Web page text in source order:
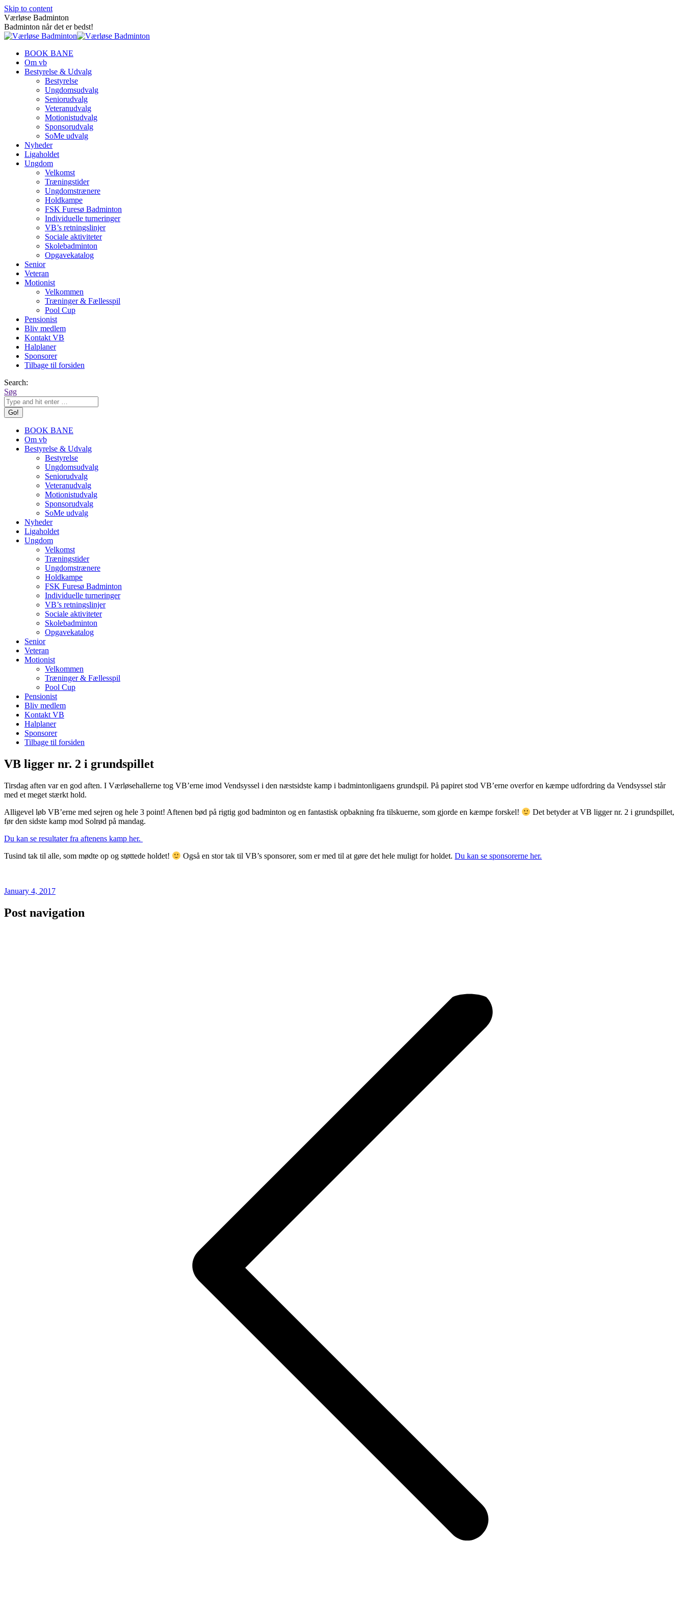
Skip to content
Værløse Badminton
Badminton når det er bedst!
BOOK BANE
Om vb
Bestyrelse & Udvalg
Bestyrelse
Ungdomsudvalg
Seniorudvalg
Veteranudvalg
Motionistudvalg
Sponsorudvalg
SoMe udvalg
Nyheder
Ligaholdet
Ungdom
Velkomst
Træningstider
Ungdomstrænere
Holdkampe
FSK Furesø Badminton
Individuelle turneringer
VB’s retningslinjer
Sociale aktiviteter
Skolebadminton
Opgavekatalog
Senior
Veteran
Motionist
Velkommen
Træninger & Fællesspil
Pool Cup
Pensionist
Bliv medlem
Kontakt VB
Halplaner
Sponsorer
Tilbage til forsiden
Search:
Søg
BOOK BANE
Om vb
Bestyrelse & Udvalg
Bestyrelse
Ungdomsudvalg
Seniorudvalg
Veteranudvalg
Motionistudvalg
Sponsorudvalg
SoMe udvalg
Nyheder
Ligaholdet
Ungdom
Velkomst
Træningstider
Ungdomstrænere
Holdkampe
FSK Furesø Badminton
Individuelle turneringer
VB’s retningslinjer
Sociale aktiviteter
Skolebadminton
Opgavekatalog
Senior
Veteran
Motionist
Velkommen
Træninger & Fællesspil
Pool Cup
Pensionist
Bliv medlem
Kontakt VB
Halplaner
Sponsorer
Tilbage til forsiden
VB ligger nr. 2 i grundspillet
Tirsdag aften var en god aften. I Værløsehallerne tog VB’erne imod Vendsyssel i den næstsidste kamp i badmintonligaens grundspil. På papiret stod VB’erne overfor en kæmpe udfordring da Vendsyssel står
med et meget stærkt hold.
Alligevel løb VB’erne med sejren og hele 3 point! Aftenen bød på rigtig god badminton og en fantastisk opbakning fra tilskuerne, som gjorde en kæmpe forskel!
Det betyder at VB ligger nr. 2 i grundspillet,
før den sidste kamp mod Solrød på mandag.
Du kan se resultater fra aftenens kamp her.
Tusind tak til alle, som mødte op og støttede holdet! Også en stor tak til VB’s sponsorer, som er med til at gøre det hele muligt for holdet.Du kan se sponsorerne her.
January 4, 2017
Post navigation